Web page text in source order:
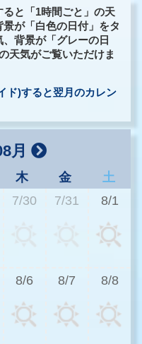
と「1時間ごと」の天
が「白色の日付」をタ
背景が「グレーの日
天気がご覧いただけま
ド)すると翌月のカレン
月
木 金
土
7/30 7/31 8/1
8/6 8/7 8/8